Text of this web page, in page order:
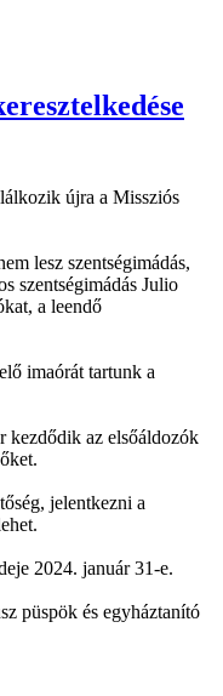
újra a Missziós
lesz szentségimádás,
szentségimádás Julio
a leendő
imaórát tartunk a
kezdődik az elsőáldozók
jelentkezni a
2024. január 31-e.
püspök és egyháztanító